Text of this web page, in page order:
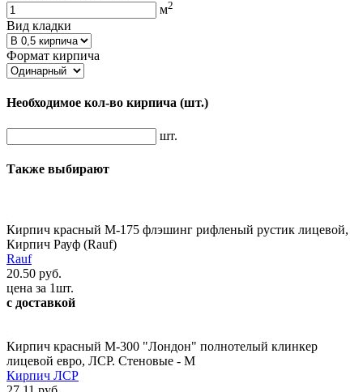
м2
Вид кладки
Формат кирпича
Необходимое кол-во кирпича (шт.)
шт.
Также выбирают
Кирпич красный М-175 флэшинг рифленый рустик лицевой,
Кирпич Рауф (Rauf)
Rauf
20.50 руб.
цена за 1шт.
с доставкой
Кирпич красный М-300 "Лондон" полнотелый клинкер
лицевой евро, ЛСР. Стеновые - М
Кирпич ЛСР